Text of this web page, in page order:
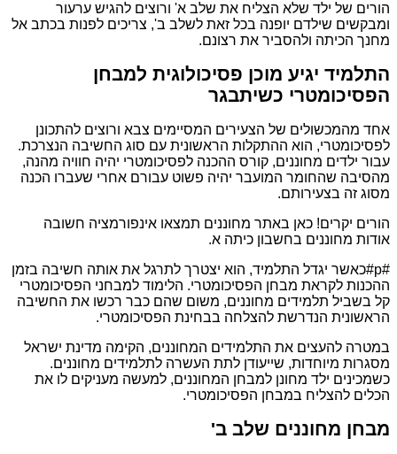
הורים של ילד שלא הצליח את שלב א' ורוצים להגיש ערעור
ומבקשים שילדם יופנה בכל זאת לשלב ב', צריכים לפנות בכתב אל
מחנך הכיתה ולהסביר את רצונם.
התלמיד יגיע מוכן פסיכולוגית למבחן
הפסיכומטרי כשיתבגר
אחד מהמכשולים של הצעירים המסיימים צבא ורוצים להתכונן
לפסיכומטרי, הוא ההתקלות הראשונית עם סוג החשיבה הנצרכת.
עבור ילדים מחוננים, קורס ההכנה לפסיכומטרי יהיה חוויה מהנה,
מהסיבה שהחומר המועבר יהיה פשוט עבורם אחרי שעברו הכנה
מסוג זה בצעירותם.
הורים יקרים! כאן באתר מחוננים תמצאו אינפורמציה חשובה
אודות מחוננים בחשבון כיתה א.
#p#כאשר יגדל התלמיד, הוא יצטרך לתרגל את אותה חשיבה בזמן
ההכנות לקראת מבחן הפסיכומטרי. הלימוד למבחני הפסיכומטרי
קל בשביל תלמידים מחוננים, משום שהם כבר רכשו את החשיבה
הראשונית הנדרשת להצלחה בבחינת הפסיכומטרי.
במטרה להעצים את התלמידים המחוננים, הקימה מדינת ישראל
מסגרות מיוחדות, שייעודן לתת העשרה לתלמידים מחוננים.
כשמכינים ילד מחונן למבחן המחוננים, למעשה מעניקים לו את
הכלים להצליח במבחן הפסיכומטרי.
מבחן מחוננים שלב ב'